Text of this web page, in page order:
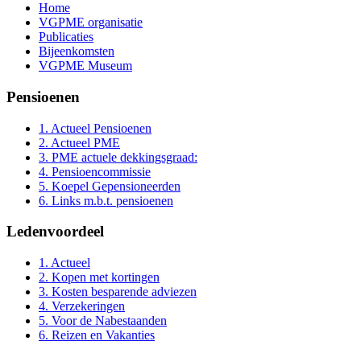
Home
VGPME organisatie
Publicaties
Bijeenkomsten
VGPME Museum
Pensioenen
1. Actueel Pensioenen
2. Actueel PME
3. PME actuele dekkingsgraad:
4. Pensioencommissie
5. Koepel Gepensioneerden
6. Links m.b.t. pensioenen
Ledenvoordeel
1. Actueel
2. Kopen met kortingen
3. Kosten besparende adviezen
4. Verzekeringen
5. Voor de Nabestaanden
6. Reizen en Vakanties